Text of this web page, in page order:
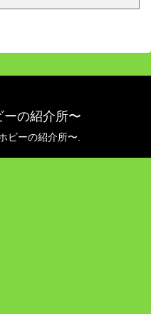
ーの紹介所〜
ビーの紹介所〜.